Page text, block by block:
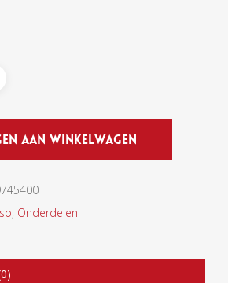
Aan Winkelwagen
, Onderdelen